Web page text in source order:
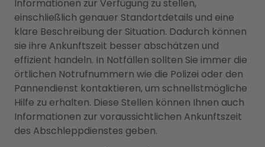
Informationen zur Verfügung zu stellen,
einschließlich genauer Standortdetails und eine
klare Beschreibung der Situation. Dadurch können
sie ihre Ankunftszeit besser abschätzen und
effizient handeln. In Notfällen sollten Sie immer die
örtlichen Notrufnummern wie die Polizei oder den
Pannendienst kontaktieren, um schnellstmögliche
Hilfe zu erhalten. Diese Stellen können Ihnen auch
Informationen zur voraussichtlichen Ankunftszeit
des Abschleppdienstes geben.